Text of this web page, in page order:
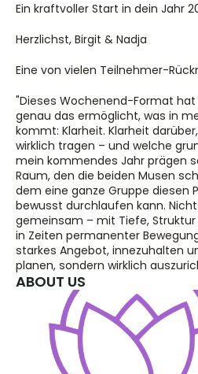
Ein kraftvoller Start in dein Jahr
Herzlichst, Birgit & Nadja
Eine von vielen Teilnehmer-
"Dieses Wochenend-Format
genau das ermöglicht, was in
kommt: Klarheit. Klarheit
wirklich tragen – und welche
mein kommendes Jahr prägen
Raum, den die beiden Musen
dem eine ganze Gruppe diesen
bewusst durchlaufen kann.
gemeinsam – mit Tiefe,
in Zeiten permanenter
starkes Angebot, innezuhalten
planen, sondern wirklich
ABOUT US